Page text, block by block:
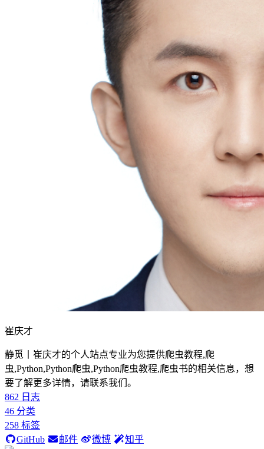
崔庆才
静觅丨崔庆才的个人站点专业为您提供爬虫教程,爬
虫,Python,Python爬虫,Python爬虫教程,爬虫书的相关信息，想
要了解更多详情，请联系我们。
862 日志
46 分类
258 标签
GitHub
邮件 微博 知乎